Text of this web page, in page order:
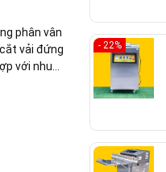
phân vân
vải đứng
với nhu
- 22%